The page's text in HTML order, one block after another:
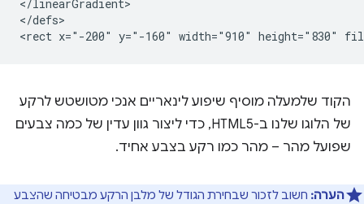
</linearGradient>
</defs>
הקוד שלמעלה מוסיף שיפוע לינאריים אנכי מטושטש לרקע
של הלוגו שלנו ב-HTML5, כדי ליצור גוון עדין של כמה צבעים
שפועל מהר – מהר כמו רקע בצבע אחיד.
הערה: חשוב לזכור שבחירת הגודל של מלבן הרקע מבטיחה שהצבע